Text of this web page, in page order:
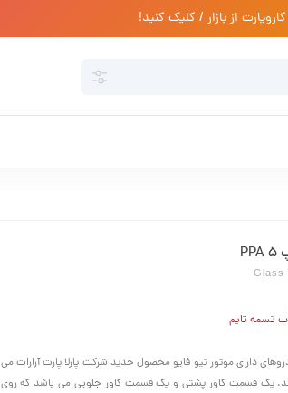
از بازار / کلیک کنید!
Glass
تسمه تایم
دارای موتور تیو فایو محصول جدید شرکت پارلا پارت آرارات می
یک قسمت کاور پشتی و یک قسمت کاور جلویی می باشد که روی